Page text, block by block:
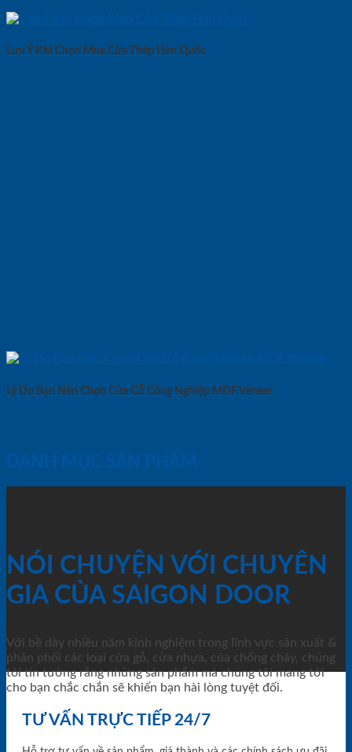
Lưu Ý Khi Chọn Mua Cửa Thép Hàn Quốc
Lý Do Bạn Nên Chọn Cửa Gỗ Công Nghiệp MDF Veneer
DANH MỤC SẢN PHẨM
NÓI CHUYỆN VỚI CHUYÊN
GIA CỦA SAIGON DOOR
Với bề dày nhiều năm kinh nghiệm trong lĩnh vực sản xuất &
phân phối các loại cửa gỗ, cửa nhựa, của chống cháy, chúng
tôi tin tưởng rằng những sản phẩm mà chúng tôi mang tới
cho bạn chắc chắn sẽ khiến bạn hài lòng tuyệt đối.
TƯ VẤN TRỰC TIẾP 24/7